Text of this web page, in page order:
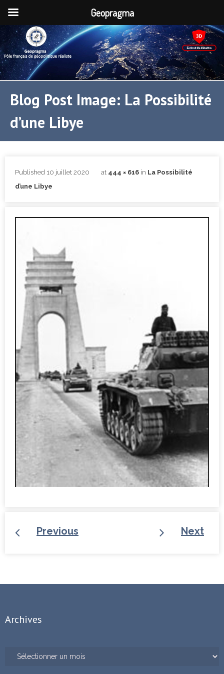
Blog Post Image: La Possibilité
d’une Libye
Published 10 juillet 2020 at 444 × 616 in La Possibilité
d’une Libye
Previous Next
Archives
Geopragma